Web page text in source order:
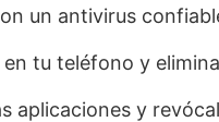
un antivirus
tu teléfono y
aplicaciones y